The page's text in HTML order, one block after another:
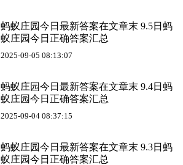
蚂蚁庄园今日最新答案在文章末 9.5日蚂
蚁庄园今日正确答案汇总
2025-09-05 08:13:07
蚂蚁庄园今日最新答案在文章末 9.4日蚂
蚁庄园今日正确答案汇总
2025-09-04 08:37:15
蚂蚁庄园今日最新答案在文章末 9.3日蚂
蚁庄园今日正确答案汇总